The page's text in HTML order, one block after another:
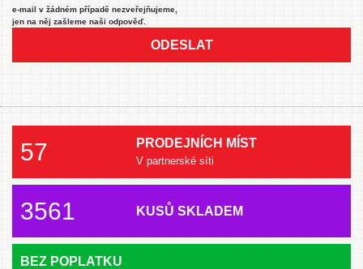
e-mail v žádném případě nezveřejňujeme,
jen na něj zašleme naši odpověď.
ODESLAT
57 PRODEJNÍCH MÍST
V partnerské síti
3561 KUSŮ SKLADEM
BEZ POPLATKU